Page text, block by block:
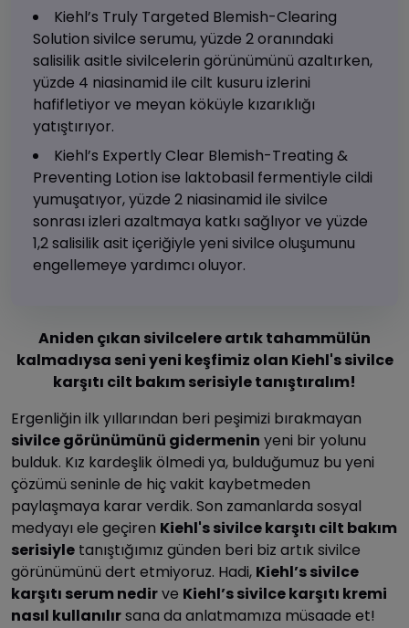
Kiehl’s Truly Targeted Blemish-Clearing
Solution sivilce serumu, yüzde 2 oranındaki
salisilik asitle sivilcelerin görünümünü azaltırken,
yüzde 4 niasinamid ile cilt kusuru izlerini
hafifletiyor ve meyan köküyle kızarıklığı
yatıştırıyor.
Kiehl’s Expertly Clear Blemish-Treating &
Preventing Lotion ise laktobasil fermentiyle cildi
yumuşatıyor, yüzde 2 niasinamid ile sivilce
sonrası izleri azaltmaya katkı sağlıyor ve yüzde
1,2 salisilik asit içeriğiyle yeni sivilce oluşumunu
engellemeye yardımcı oluyor.
Aniden çıkan sivilcelere artık tahammülün
kalmadıysa seni yeni keşfimiz olan Kiehl's sivilce
karşıtı cilt bakım serisiyle tanıştıralım!
Ergenliğin ilk yıllarından beri peşimizi bırakmayan
sivilce görünümünü gidermenin yeni bir yolunu
bulduk. Kız kardeşlik ölmedi ya, bulduğumuz bu yeni
çözümü seninle de hiç vakit kaybetmeden
paylaşmaya karar verdik. Son zamanlarda sosyal
medyayı ele geçiren Kiehl's sivilce karşıtı cilt bakım
serisiyle tanıştığımız günden beri biz artık sivilce
görünümünü dert etmiyoruz. Hadi, Kiehl’s sivilce
karşıtı serum nedirve Kiehl’s sivilce karşıtı kremi
nasıl kullanılırsana da anlatmamıza müsaade et!